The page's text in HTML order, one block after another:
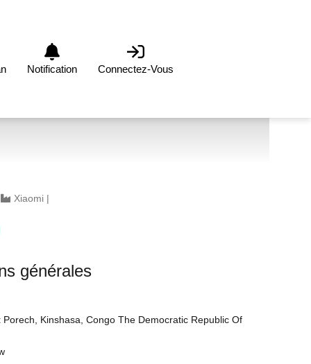
Notification Connectez-Vous
Xiaomi |
générales
Porech, Kinshasa, Congo The Democratic Republic Of